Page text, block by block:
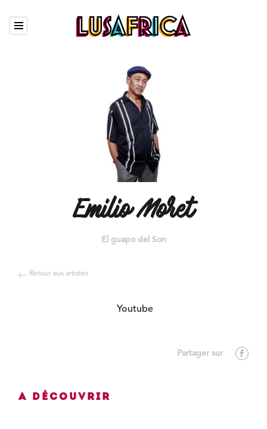
Artistes
Qui sommes nous
Boutique
The Garden
Emilio Moret
El guapo del Son
Retour aux artistes
Youtube
A découvrir